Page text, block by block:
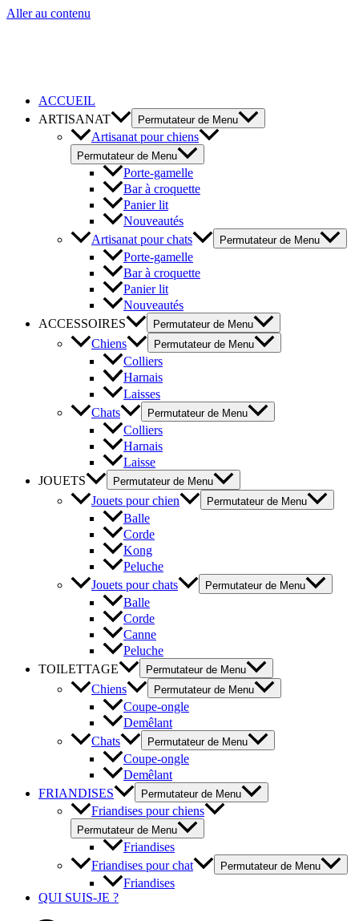
Aller au contenu
ACCUEIL
ARTISANAT
Permutateur de Menu
Artisanat pour chiens
Permutateur de Menu
Porte-gamelle
Bar à croquette
Panier lit
Nouveautés
Artisanat pour chats
Permutateur de Menu
Porte-gamelle
Bar à croquette
Panier lit
Nouveautés
ACCESSOIRES
Permutateur de Menu
Chiens Permutateur de Menu
Colliers
Harnais
Laisses
Chats
Permutateur de Menu
Colliers
Harnais
Laisse
JOUETS
Permutateur de Menu
Jouets pour chien Permutateur de Menu
Balle
Corde
Kong
Peluche
Jouets pour chats
Permutateur de Menu
Balle
Corde
Canne
Peluche
TOILETTAGE
Permutateur de Menu
Chiens Permutateur de Menu
Coupe-ongle
Demêlant
Chats
Permutateur de Menu
Coupe-ongle
Demêlant
FRIANDISES
Permutateur de Menu
Friandises pour chiens
Permutateur de Menu
Friandises
Friandises pour chat
Permutateur de Menu
Friandises
QUI SUIS-JE ?